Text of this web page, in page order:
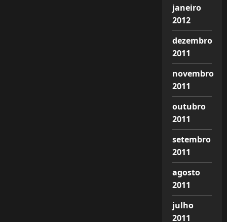
janeiro
2012
dezembro
2011
novembro
2011
outubro
2011
setembro
2011
agosto
2011
julho
2011